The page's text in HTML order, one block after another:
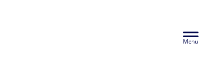
Header